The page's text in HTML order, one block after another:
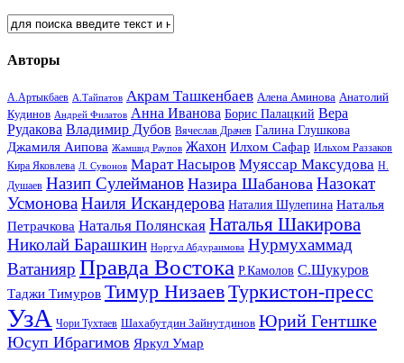
Авторы
А.Артыкбаев А.Тайпатов Акрам Ташкенбаев Алена Аминова Анатолий
Кудинов Андрей Филатов Анна Иванова Борис Палацкий Вера
Рудакова Владимир Дубов Вячеслав Драчев Галина Глушкова
Джамиля Аипова Жамшид Раупов Жахон Илхом Сафар Ильхом Раззаков
Кира Яковлева Л. Сувонов Марат Насыров Муяссар Максудова Н.
Душаев Назип Сулейманов Назира Шабанова Назокат
УсмоноваНаиля Искандерова Наталия Шулепина Наталья
Петрачкова Наталья Полянская Наталья Шакирова
Николай Барашкин Норгул Абдураимова Нурмухаммад
Ватанияр Правда Востока Р.Камолов С.Шукуров
Таджи Тимуров Тимур НизаевТуркистон-пресс
УзА Чори Тухтаев Шахабутдин Зайнутдинов Юрий Гентшке
Юсуп Ибрагимов Яркул Умар